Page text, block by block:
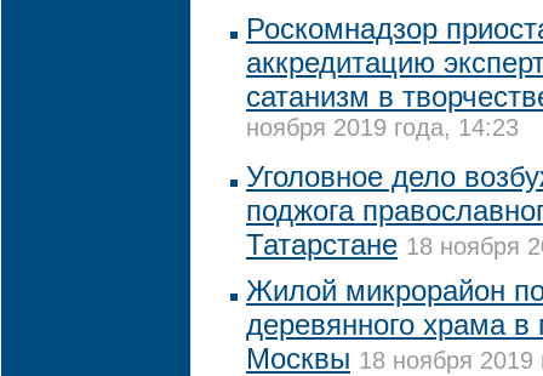
Роскомнадзор
аккредитацию
сатанизм в
ноября 2019 года, 14:23
Уголовное дело
поджога
Татарстане 18 ноября
Жилой микрорайон
деревянного храма
Москвы 18 ноября 2019